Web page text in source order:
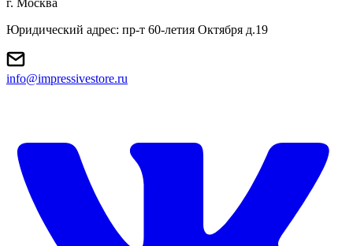
г. Москва
Юридический адрес: пр-т 60-летия Октября д.19
info@impressivestore.ru